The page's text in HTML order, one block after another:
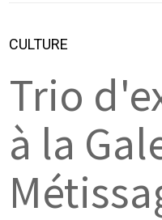
CULTURE
Trio
à la